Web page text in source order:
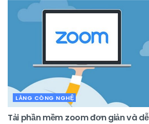
LÀNG CÔNG NGHỆ
Tải phần mềm zoom đơn giản và